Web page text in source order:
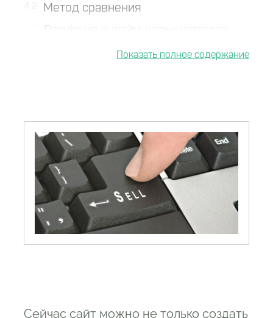
Метод сравнения
Что влияет на стоимость сайта
Сейчас сайт можно не только создать